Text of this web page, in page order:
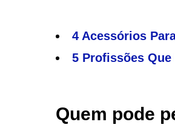
4 Acessórios
5 Profissões Que
Quem pode